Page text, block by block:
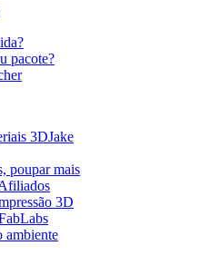
pacote?
3DJake
poupar mais
3D
ambiente